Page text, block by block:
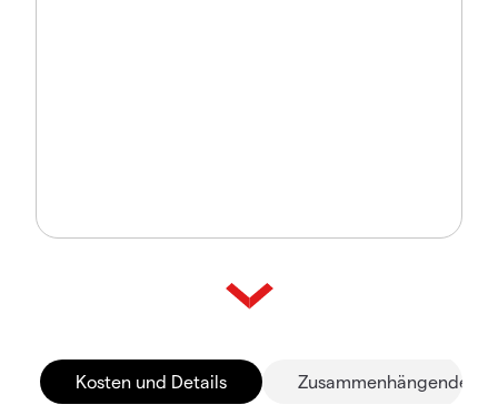
Kosten und Details Zusammenhängende